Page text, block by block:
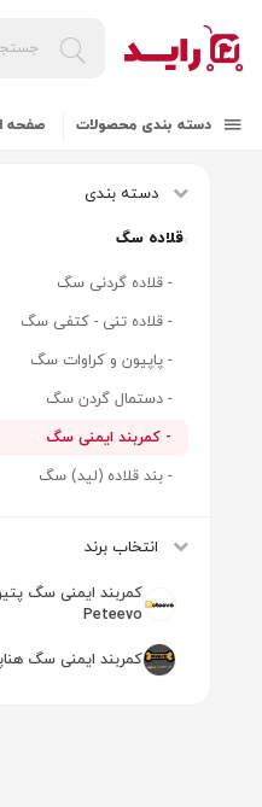
دسته بندی محصولات صفحه
دسته بندی
قلاده سگ
- قلاده گردنی سگ
- قلاده تنی - کتفی سگ
- پاپیون و کراوات سگ
- دستمال گردن سگ
- کمربند ایمنی سگ
- بند قلاده (لید) سگ
انتخاب برند
کمربند ایمنی سگ
Peteevo
کمربند ایمنی سگ